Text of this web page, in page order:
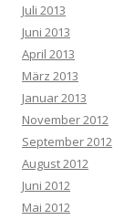
Juli 2013
Juni 2013
April 2013
März 2013
Januar 2013
November 2012
September 2012
August 2012
Juni 2012
Mai 2012